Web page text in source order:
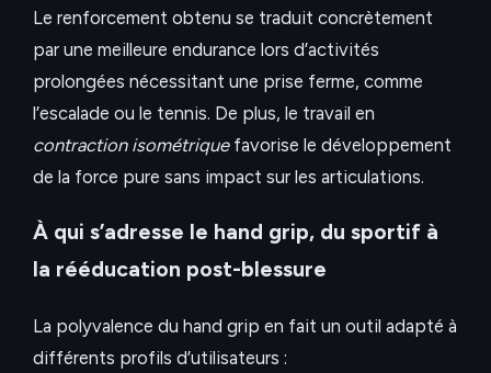
Le renforcement obtenu se traduit concrètement
par une meilleure endurance lors d’activités
prolongées nécessitant une prise ferme, comme
l’escalade ou le tennis. De plus, le travail en
contraction isométriquefavorise le développement
de la force pure sans impact sur les articulations.
À qui s’adresse le hand grip, du sportif à
la rééducation post-blessure
La polyvalence du hand grip en fait un outil adapté à
différents profils d’utilisateurs :